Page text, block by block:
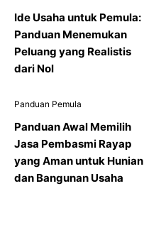
Ide Usaha untuk Pemula:
Panduan Menemukan
Peluang yang Realistis
dari Nol
Panduan Pemula
Panduan Awal Memilih
Jasa Pembasmi Rayap
yang Aman untuk Hunian
dan Bangunan Usaha